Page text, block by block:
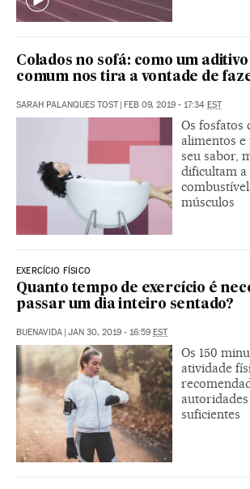
Colados no sofá: como um
comum nos tira a vontade de
SARAH PALANQUES TOST | FEB 09, 2019 - 17:34 EST
Os fosfatos
alimentos
seu sabor,
dificultam a
músculos
EXERCÍCIO FÍSICO
Quanto tempo de exercício é
passar um dia inteiro sentado?
BUENAVIDA | JAN 30, 2019 - 16:59 EST
Os 150
atividade
suficientes